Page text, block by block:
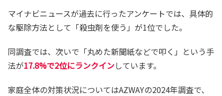
マイナビニュースが過去に行ったアンケートでは、具体的
な駆除方法として「殺虫剤を使う」が1位でした。
同調査では、次いで「丸めた新聞紙などで叩く」という手
法が17.8%で2位にランクインしています。
家庭全体の対策状況についてはAZWAYの2024年調査で、